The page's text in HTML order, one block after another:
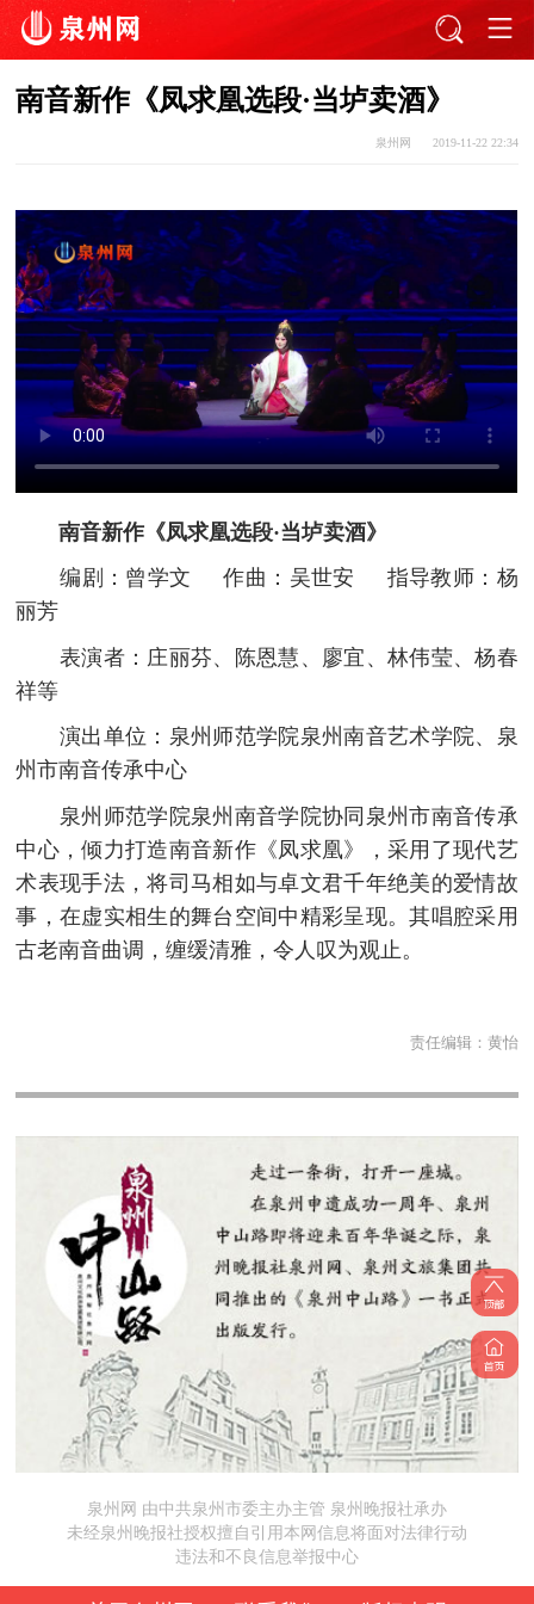
南音新作《凤求凰选段·当垆卖酒》
泉州网 2019-11-22 22:34
南音新作《凤求凰选段·当垆卖酒》
编剧：曾学文 作曲：吴世安 指导教师：杨
丽芳
表演者：庄丽芬、陈恩慧、廖宜、林伟莹、杨春
祥等
演出单位：泉州师范学院泉州南音艺术学院、泉
州市南音传承中心
泉州师范学院泉州南音学院协同泉州市南音传承
中心，倾力打造南音新作《凤求凰》，采用了现代艺
术表现手法，将司马相如与卓文君千年绝美的爱情故
事，在虚实相生的舞台空间中精彩呈现。其唱腔采用
古老南音曲调，缠缓清雅，令人叹为观止。
责任编辑： 黄怡
泉州网 由中共泉州市委主办主管 泉州晚报社承办
未经泉州晚报社授权擅自引用本网信息将面对法律行动
违法和不良信息举报中心